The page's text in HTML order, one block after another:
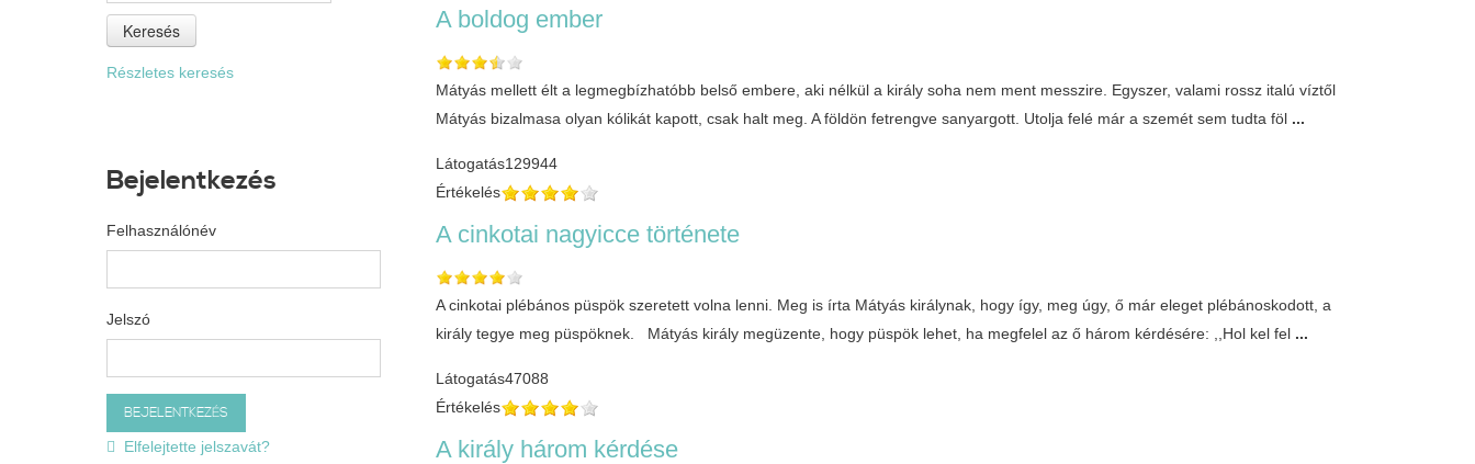
A boldog ember
Mátyás mellett élt a legmegbízhatóbb belső embere, aki nélkül a király soha nem ment messzire. Egyszer, valami rossz italú víztől
Mátyás bizalmasa olyan kólikát kapott, csak halt meg. A földön fetrengve sanyargott. Utolja felé már a szemét sem tudta föl ...
Látogatás129944
Értékelés
A cinkotai nagyicce története
A cinkotai plébános püspök szeretett volna lenni. Meg is írta Mátyás királynak, hogy így, meg úgy, ő már eleget plébánoskodott, a
király tegye meg püspöknek. Mátyás király megüzente, hogy püspök lehet, ha megfelel az ő három kérdésére: ,,Hol kel fel ...
Látogatás47088
Értékelés
A király három kérdése
Keresés
Részletes keresés
Bejelentkezés
Felhasználónév
Jelszó
Elfelejtette jelszavát?